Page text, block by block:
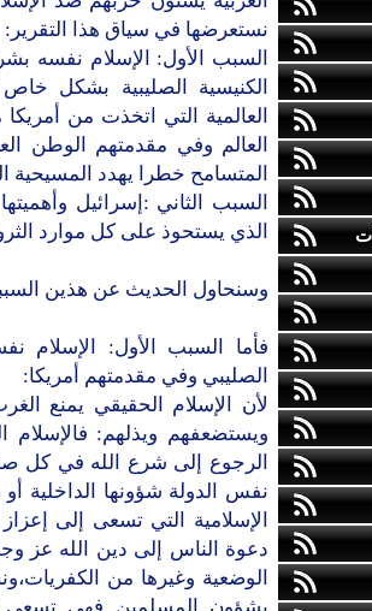
نستعرضها في سياق هذا التقرير:
السبب الأول: الإسلام نفسه
الكنيسية الصليبية بشكل خاص
العالمية التي اتخذت من
العالم وفي مقدمتهم الوطن
المتسامح خطرا يهدد المسيحية
السبب الثاني :إسرائيل
الذي يستحوذ على كل موارد
وسنحاول الحديث عن هذين
فأما السبب الأول: الإسلام
الصليبي وفي مقدمتهم أمريكا:
لأن الإسلام الحقيقي يمنع
ويستضعفهم ويذلهم: فالإسلام
الرجوع إلى شرع الله في كل
نفس الدولة شؤونها الداخلية
الإسلامية التي تسعى إلى
دعوة الناس إلى دين الله عز
الوضعية وغيرها من